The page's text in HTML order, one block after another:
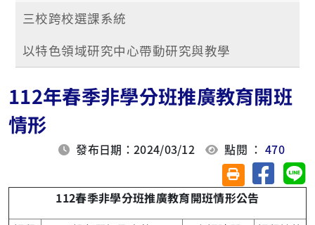
三校跨校選課系統
以特色領域研究中心帶動研究與教學
112年春季非學分班推廣教育開班
情形
發布日期：2024/03/12 點閱 ：470
友善列印(另開視
分享至
112春季非學分班推廣教育開班情形公告